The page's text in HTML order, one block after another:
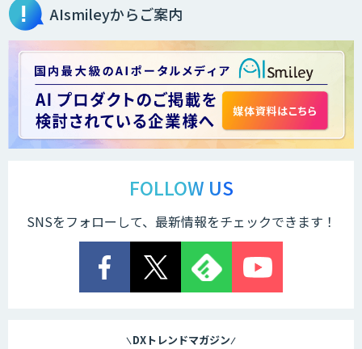
FEEDER（フィーダー）
AIsmileyからご案内
FOLLOW US
SNSをフォローして、最新情報をチェックできます！
DXトレンドマガジン